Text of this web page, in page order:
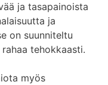
ja tasapainoista
ja
on suunniteltu
tehokkaasti.
myös